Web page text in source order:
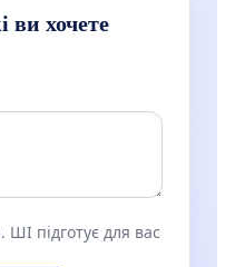
ви хочете
підготує для вас